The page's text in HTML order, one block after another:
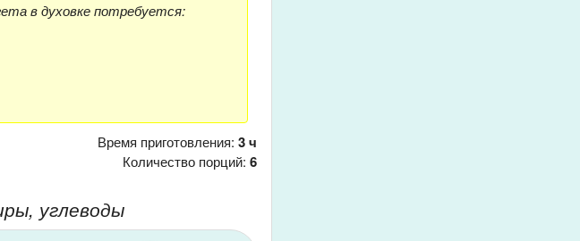
в духовке потребуется:
Время приготовления: 3 ч
Количество порций: 6
углеводы